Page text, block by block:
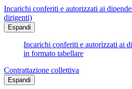
Incarichi conferiti e autorizzati ai
dirigenti)
Espandi
Incarichi conferiti e autorizzati ai
in formato tabellare
Contrattazione collettiva
Espandi